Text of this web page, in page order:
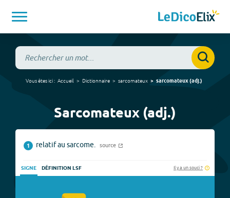
Vous êtes ici : Accueil Dictionnaire sarcomateux sarcomateux(adj.)
Sarcomateux (adj.)
1 relatif au sarcome. source
SIGNE DÉFINITION LSF Il y a un souci ?